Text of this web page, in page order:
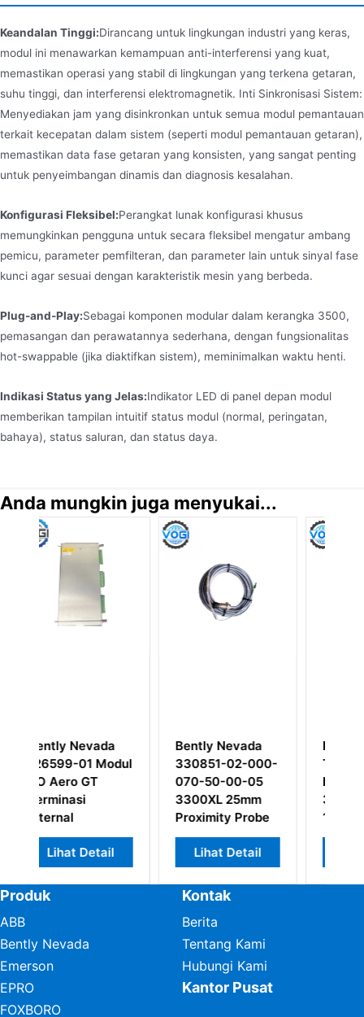
Keandalan Tinggi:Dirancang untuk lingkungan industri yang keras,
modul ini menawarkan kemampuan anti-interferensi yang kuat,
memastikan operasi yang stabil di lingkungan yang terkena getaran,
suhu tinggi, dan interferensi elektromagnetik. Inti Sinkronisasi Sistem:
Menyediakan jam yang disinkronkan untuk semua modul pemantauan
terkait kecepatan dalam sistem (seperti modul pemantauan getaran),
memastikan data fase getaran yang konsisten, yang sangat penting
untuk penyeimbangan dinamis dan diagnosis kesalahan.
Konfigurasi Fleksibel:Perangkat lunak konfigurasi khusus
memungkinkan pengguna untuk secara fleksibel mengatur ambang
pemicu, parameter pemfilteran, dan parameter lain untuk sinyal fase
kunci agar sesuai dengan karakteristik mesin yang berbeda.
Plug-and-Play:Sebagai komponen modular dalam kerangka 3500,
pemasangan dan perawatannya sederhana, dengan fungsionalitas
hot-swappable (jika diaktifkan sistem), meminimalkan waktu henti.
Indikasi Status yang Jelas:Indikator LED di panel depan modul
memberikan tampilan intuitif status modul (normal, peringatan,
bahaya), status saluran, dan status daya.
Anda mungkin juga menyukai...
Modul I/O
Tekanan Silinder
Bently Nevada
3500/77M
Lihat Detail
Bently Nevada
330190-040-01-
00 Kabel
Ekstensi Rentang
Suhu
Diperpanjang
3300XLLihat Detail
Produk
ABB
Bently Nevada
Emerson
EPRO
FOXBORO
Kontak
Berita
Tentang Kami
Hubungi Kami
Kantor Pusat